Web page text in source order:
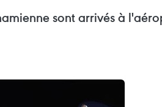
sont arrivés à